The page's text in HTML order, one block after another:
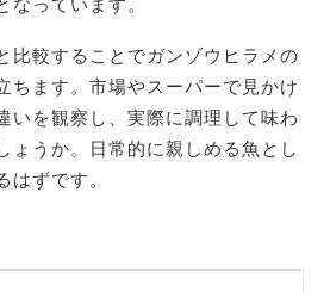
なっています。
比較することでガンゾウヒラメの
ちます。市場やスーパーで見かけ
いを観察し、実際に調理して味わ
ょうか。日常的に親しめる魚とし
はずです。